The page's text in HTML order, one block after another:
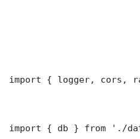
import { logger, cors,
import { db } from './